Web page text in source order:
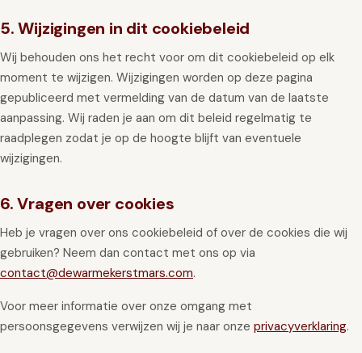
5. Wijzigingen in dit cookiebeleid
Wij behouden ons het recht voor om dit cookiebeleid op elk
moment te wijzigen. Wijzigingen worden op deze pagina
gepubliceerd met vermelding van de datum van de laatste
aanpassing. Wij raden je aan om dit beleid regelmatig te
raadplegen zodat je op de hoogte blijft van eventuele
wijzigingen.
6. Vragen over cookies
Heb je vragen over ons cookiebeleid of over de cookies die wij
gebruiken? Neem dan contact met ons op via
contact@dewarmekerstmars.com.
Voor meer informatie over onze omgang met
persoonsgegevens verwijzen wij je naar onze privacyverklaring.